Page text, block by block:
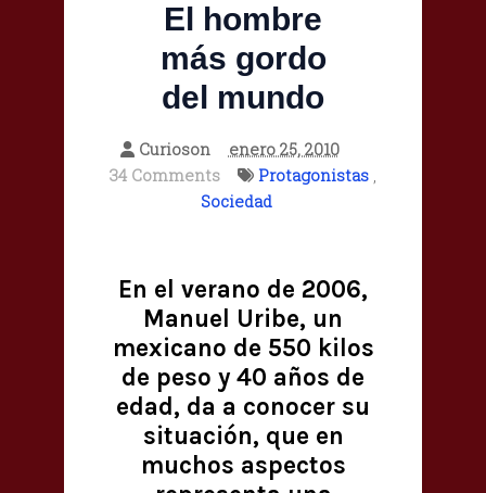
El hombre
más gordo
del mundo
Curioson
enero 25, 2010
34 Comments
Protagonistas ,
Sociedad
En el verano de 2006,
Manuel Uribe, un
mexicano de 550 kilos
de peso y 40 años de
edad, da a conocer su
situación, que en
muchos aspectos